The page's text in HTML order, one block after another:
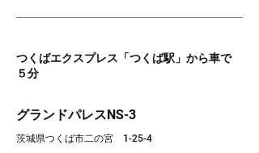
つくばエクスプレス「つくば駅」から車で
５分
グランドパレスNS-3
茨城県つくば市二の宮 1-25-4